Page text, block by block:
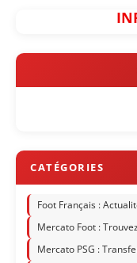
Foot Français :
Mercato Foot :
Mercato PSG :